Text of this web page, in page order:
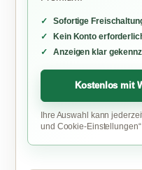
Sofortige
Kein Konto
Anzeigen klar
Kostenlos mit
Ihre Auswahl kann
und Cookie-